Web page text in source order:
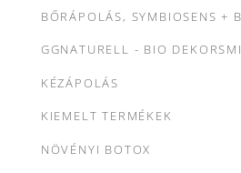
BŐRÁPOLÁS, SYMBIOSENS +
GGNATURELL - BIO
KÉZÁPOLÁS
KIEMELT TERMÉKEK
NÖVÉNYI BOTOX